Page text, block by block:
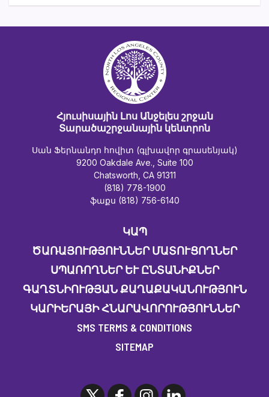
Հյուսիսային Լոս Անջելես շրջան
Տարածաշրջանային կենտրոն
Սան Ֆերնանդո հովիտ (գլխավոր գրասենյակ)
9200 Oakdale Ave., Suite 100
Chatsworth, CA 91311
(818) 778-1900
ֆաքս (818) 756-6140
ԿԱՊ
ԾԱՌԱՅՈՒԹՅՈՒՆՆԵՐ ՄԱՏՈՒՑՈՂՆԵՐ
ՍՊԱՌՈՂՆԵՐ ԵՒ ԸՆՏԱՆԻՔՆԵՐ
ԳԱՂՏՆԻՈՒԹՅԱՆ ՔԱՂԱՔԱԿԱՆՈՒԹՅՈՒՆ
ԿԱՐԻԵՐԱՅԻ ՀՆԱՐԱՎՈՐՈՒԹՅՈՒՆՆԵՐ
SMS TERMS & CONDITIONS
SITEMAP